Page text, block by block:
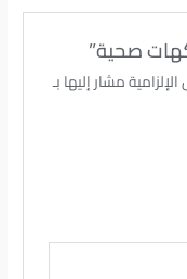
صحية”
مشار إليها بـ